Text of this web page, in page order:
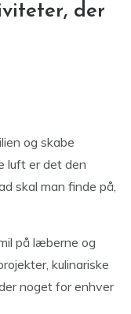
der
og skabe
luft er det den
skal man finde på,
på læberne og
kulinariske
noget for enhver